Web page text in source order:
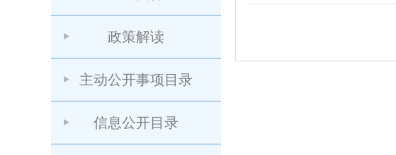
政策解读
主动公开事项目录
信息公开目录